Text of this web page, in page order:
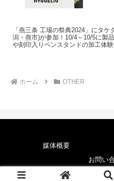
「燕三条 工場の祭典2024」にタケ
潟・燕市)が参加！10/4～10/5に製
や刻印入りペンスタンドの加工体
ホーム OTHER
媒体概要
お問い
© 2025